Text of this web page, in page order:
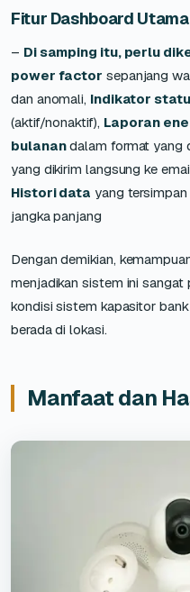
Fitur Dashboard Utama
– Di samping itu, perlu
power factor sepanjang
dan anomali, Indikator
(aktif/nonaktif), Laporan
bulanandalam format yang
yang dikirim langsung ke
Histori data yang
jangka panjang
Dengan demikian,
menjadikan sistem ini sangat
kondisi sistem kapasitor
berada di lokasi.
Manfaat dan